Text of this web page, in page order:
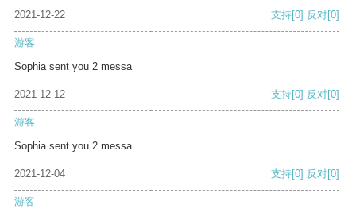
2021-12-22 支持[0] 反对[0]
游客
Sophia sent you 2 messa
2021-12-12 支持[0] 反对[0]
游客
Sophia sent you 2 messa
2021-12-04 支持[0] 反对[0]
游客